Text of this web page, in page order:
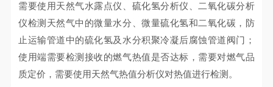
需要使用天然气水露点仪、硫化氢分析仪、二氧化碳分析
仪检测天然气中的微量水分、微量硫化氢和二氧化碳，防
止运输管道中的硫化氢及水分积聚冷凝后腐蚀管道阀门；
使用端需要检测接收的燃气热值是否达标，需要对燃气品
质定价，需要使用天然气热值分析仪对热值进行检测。